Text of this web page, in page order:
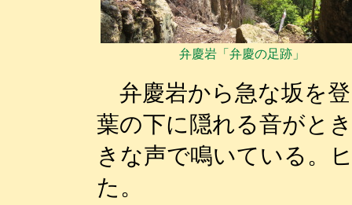
弁慶岩「弁慶の足跡」
弁慶岩から急な坂を
葉の下に隠れる音がと
きな声で鳴いている。
た。